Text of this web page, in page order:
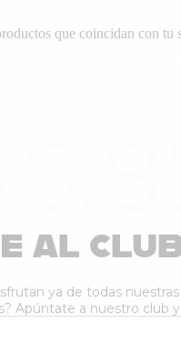
que coincidan con tu
AL
ya de todas
Apúntate a nuestro club y